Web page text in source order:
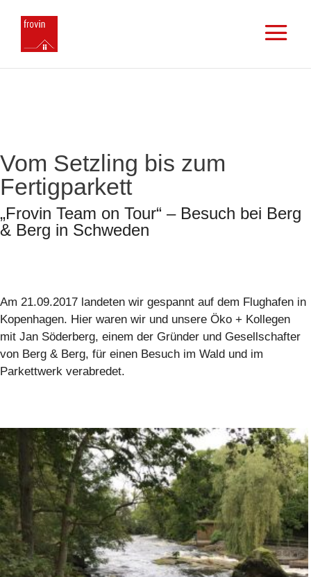
Vom Setzling bis zum
Fertigparkett
„Frovin Team on Tour“ – Besuch bei Berg
& Berg in Schweden
Am 21.09.2017 landeten wir gespannt auf dem Flughafen in
Kopenhagen. Hier waren wir und unsere Öko + Kollegen
mit Jan Söderberg, einem der Gründer und Gesellschafter
von Berg & Berg, für einen Besuch im Wald und im
Parkettwerk verabredet.